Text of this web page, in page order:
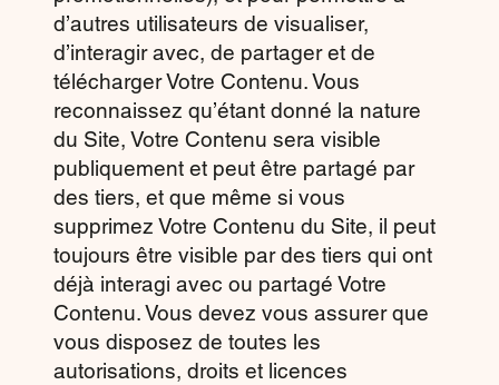
d’autres utilisateurs de visualiser,
d’interagir avec, de partager et de
télécharger Votre Contenu. Vous
reconnaissez qu’étant donné la nature
du Site, Votre Contenu sera visible
publiquement et peut être partagé par
des tiers, et que même si vous
supprimez Votre Contenu du Site, il peut
toujours être visible par des tiers qui ont
déjà interagi avec ou partagé Votre
Contenu. Vous devez vous assurer que
vous disposez de toutes les
autorisations, droits et licences